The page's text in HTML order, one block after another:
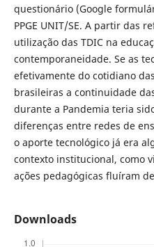
questionário (Google
PPGE UNIT/SE. A partir das
utilização das TDIC na
contemporaneidade. Se as
efetivamente do cotidiano
brasileiras a continuidade
durante a Pandemia teria
diferenças entre redes de
o aporte tecnológico já era
contexto institucional, como
ações pedagógicas fluíram
Downloads